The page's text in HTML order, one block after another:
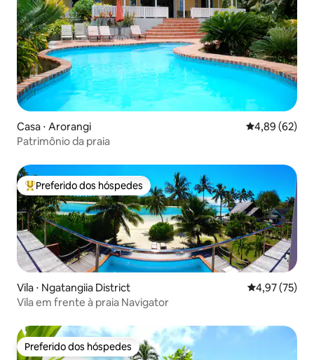
Casa ⋅ Arorangi 4,89 de uma
4,89 (62)
Patrimônio da praia
Entre os melhores preferidos dos hóspedes
Preferido dos hóspedes
Vila ⋅ Ngatangiia District 4,97 de uma
4,97 (75)
Vila em frente à praia Navigator
Preferido dos hóspedes
Preferido dos hóspedes